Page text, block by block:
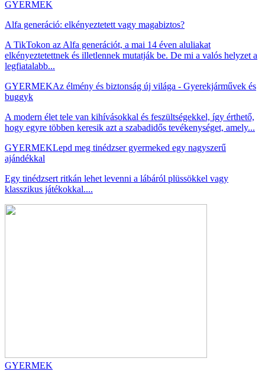
GYERMEK
Alfa generáció: elkényeztetett vagy magabiztos?
A TikTokon az Alfa generációt, a mai 14 éven aluliakat
elkényeztetettnek és illetlennek mutatják be. De mi a valós helyzet a
legfiatalabb...
GYERMEKAz élmény és biztonság új világa - Gyerekjárművek és
buggyk
A modern élet tele van kihívásokkal és feszültségekkel, így érthető,
hogy egyre többen keresik azt a szabadidős tevékenységet, amely...
GYERMEKLepd meg tinédzser gyermeked egy nagyszerű
ajándékkal
Egy tinédzsert ritkán lehet levenni a lábáról plüssökkel vagy
klasszikus játékokkal....
GYERMEK